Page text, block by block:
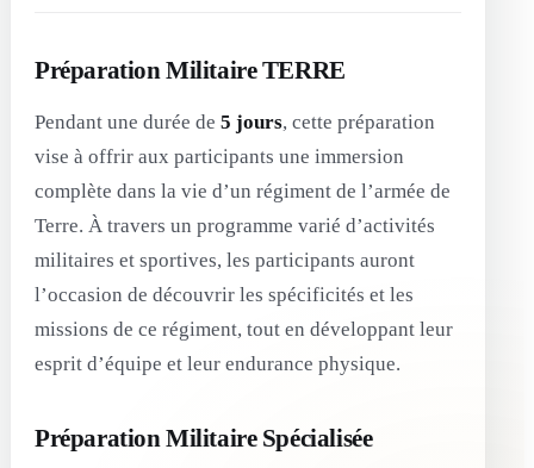
Préparation Militaire TERRE
Pendant une durée de 5 jours, cette préparation
vise à offrir aux participants une immersion
complète dans la vie d’un régiment de l’armée de
Terre. À travers un programme varié d’activités
militaires et sportives, les participants auront
l’occasion de découvrir les spécificités et les
missions de ce régiment, tout en développant leur
esprit d’équipe et leur endurance physique.
Préparation Militaire Spécialisée